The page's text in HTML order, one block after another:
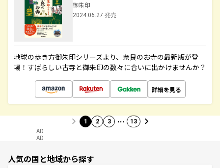
御朱印
2024.06.27 発売
地球の歩き方御朱印シリーズより、奈良のお寺の最新版が登
場！すばらしい古寺と御朱印の数々に合いに出かけませんか？
詳細を見る
1 2 3 … 13
AD
AD
人気の国と地域から探す